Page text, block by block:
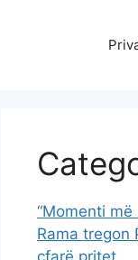
“Momenti më
Rama tregon
çfarë pritet